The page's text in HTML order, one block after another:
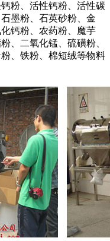
粉、活性钙粉、活性碳
墨粉、石英砂粉、金
钙粉、农药粉、魔芋
、二氧化锰、硫磺粉、
、铁粉、棉短绒等物料